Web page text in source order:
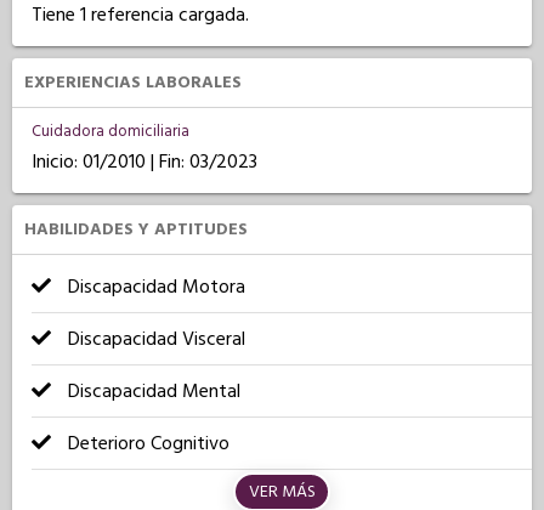
Tiene 1 referencia cargada.
EXPERIENCIAS LABORALES
Cuidadora domiciliaria
Inicio: 01/2010 | Fin: 03/2023
HABILIDADES Y APTITUDES
Discapacidad Motora
Discapacidad Visceral
Discapacidad Mental
Deterioro Cognitivo
VER MÁS